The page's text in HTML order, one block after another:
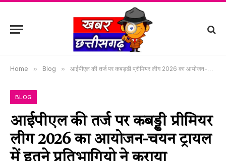
Home » Blog » आईपीएल की तर्ज पर कबड्डी प्रीमियर लीग 2026 का आयोजन-चयन ट्रायल में इतने प्रतिभागियो ने कराया पंजीयन…
BLOG
आईपीएल की तर्ज पर कबड्डी प्रीमियर
लीग 2026 का आयोजन-चयन ट्रायल
में इतने प्रतिभागियो ने कराया